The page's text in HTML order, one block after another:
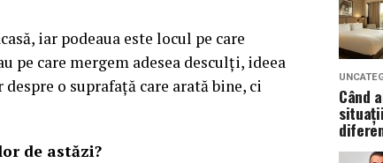
iar podeaua este locul pe care
pe care mergem adesea desculți, ideea
despre o suprafață care arată bine, ci
de astăzi?
Când